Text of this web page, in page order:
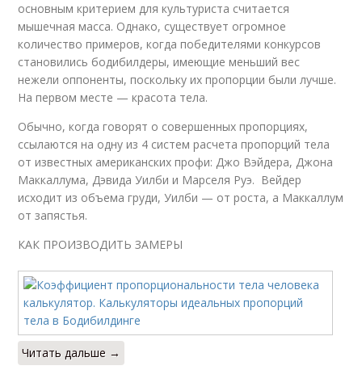
основным критерием для культуриста считается
мышечная масса. Однако, существует огромное
количество примеров, когда победителями конкурсов
становились бодибилдеры, имеющие меньший вес
нежели оппоненты, поскольку их пропорции были лучше.
На первом месте — красота тела.
Обычно, когда говорят о совершенных пропорциях,
ссылаются на одну из 4 систем расчета пропорций тела
от известных американских профи: Джо Вэйдера, Джона
Маккаллума, Дэвида Уилби и Марселя Руэ. Вейдер
исходит из объема груди, Уилби — от роста, а Маккаллум
от запястья.
КАК ПРОИЗВОДИТЬ ЗАМЕРЫ
Читать дальше →